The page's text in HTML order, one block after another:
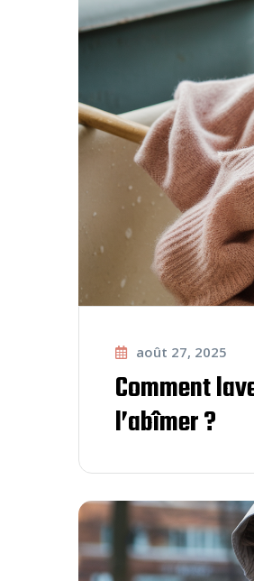
août 27, 2025
Comment
l’abîmer ?